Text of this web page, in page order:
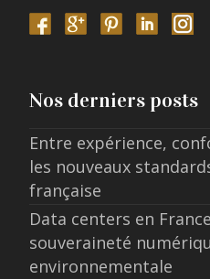
Nos derniers posts
Entre expérience,
les nouveaux
française
Data centers en
souveraineté
environnementale